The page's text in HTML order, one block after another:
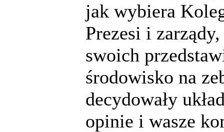
jak wybiera
Prezesi i
swoich
środowisko na
decydowały
opinie i wasze